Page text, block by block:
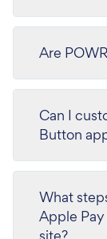
Are
Can I
Button
What
Apple
site?